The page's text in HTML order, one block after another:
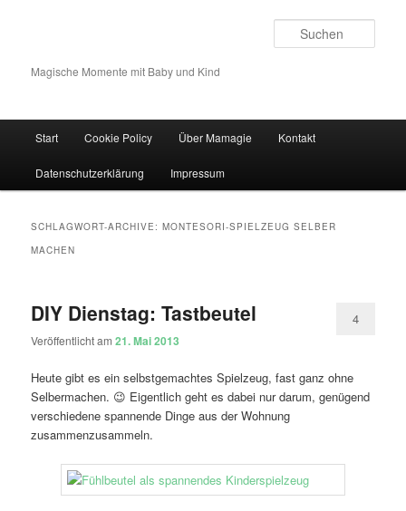
Magische Momente mit Baby und Kind
Zum Inhalt wechseln
Zum sekundären Inhalt wechseln
Start Cookie Policy Über Mamagie Kontakt
Datenschutzerklärung Impressum
SCHLAGWORT-ARCHIVE:MONTESORI-SPIELZEUG SELBER
MACHEN
DIY Dienstag: Tastbeutel
Veröffentlicht am21. Mai 2013
4
Heute gibt es ein selbstgemachtes Spielzeug, fast ganz ohne
Selbermachen. 😉 Eigentlich geht es dabei nur darum, genügend
verschiedene spannende Dinge aus der Wohnung
zusammenzusammeln.